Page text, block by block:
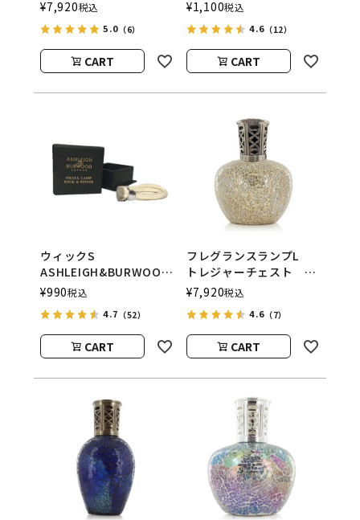
（アシュレイアンドバー
ウッド）
¥7,920税込
5.0 （6）
CART
ウッド）
¥1,100税込
4.6（12）
CART
ウィックS
ASHLEIGH&BURWOOD
（アシュレイアンドバー
¥990税込
4.7 （52）
CART
フレグランスランプL
トレジャーチェスト
ASHLEIGH&BURWOOD
（アシュレイアンドバー
ウッド）
¥7,920税込
4.6（7）
CART